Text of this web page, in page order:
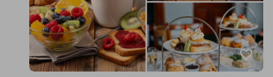
favorite_border